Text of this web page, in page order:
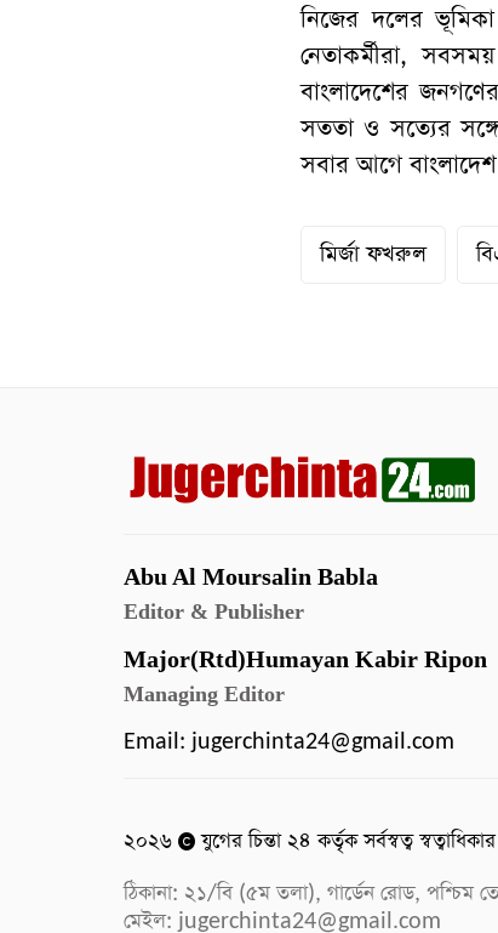
নিজের দলের
নেতাকর্মীরা,
বাংলাদেশের
সততা ও সত্যের
সবার আগে
মির্জা ফখরুল
Abu Al Moursalin Babla
Editor & Publisher
Major(Rtd)Humayan Kabir Ripon
Managing Editor
Email: jugerchinta24@gmail.com
২০২৬
যুগের চিন্তা ২৪ কর্তৃক সর্বস্বত্ব
ঠিকানা: ২১/বি (৫ম তলা), গার্ডেন রোড,
মেইল: jugerchinta24@gmail.com